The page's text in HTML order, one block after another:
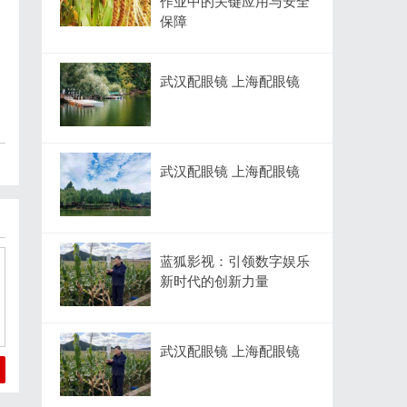
保障
武汉配眼镜 上海配眼镜
武汉配眼镜 上海配眼镜
蓝狐影视：引领数字娱乐
新时代的创新力量
武汉配眼镜 上海配眼镜